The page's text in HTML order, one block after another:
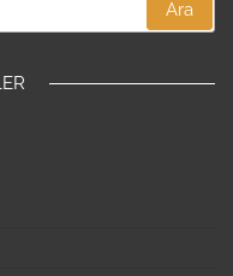
Ara